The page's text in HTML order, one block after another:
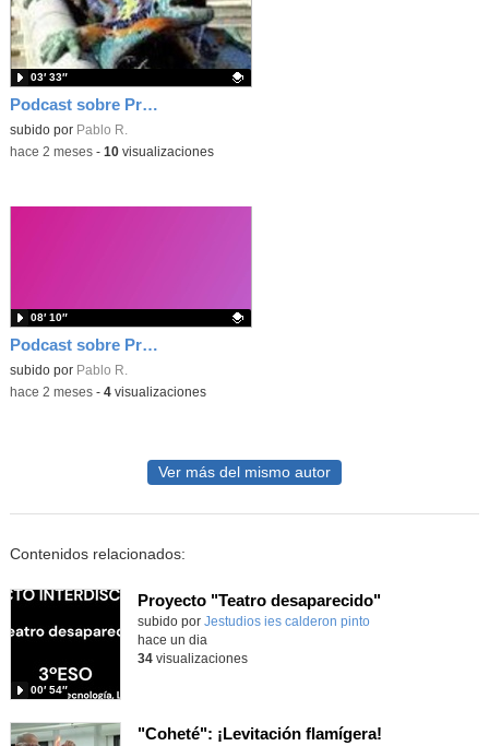
Podcast sobre Proyecto eTwinning Antoni Gaudí nº 4 (en castellano)
Contenido educativo.
subido por Pablo R.
03′ 33″
-hace 2 meses- 10visualizaciones
Podcast sobre Proyecto eTwinning Antoni Gaudí nº 2 (en castellano)
Contenido educativo.
subido por Pablo R.
08′ 10″
-hace 2 meses- 4visualizaciones
Ver más del mismo autor
Contenidos relacionados:
Proyecto "Teatro desaparecido"
Contenido educativo.
subido por Jestudios ies calderon pinto
00′ 54″
-
hace un dia
34visualizaciones
"Coheté": ¡Levitación flamígera!